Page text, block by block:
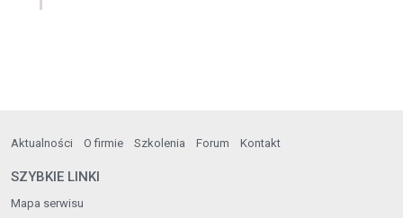
Aktualności O firmie Szkolenia Forum Kontakt
SZYBKIE LINKI
Mapa serwisu